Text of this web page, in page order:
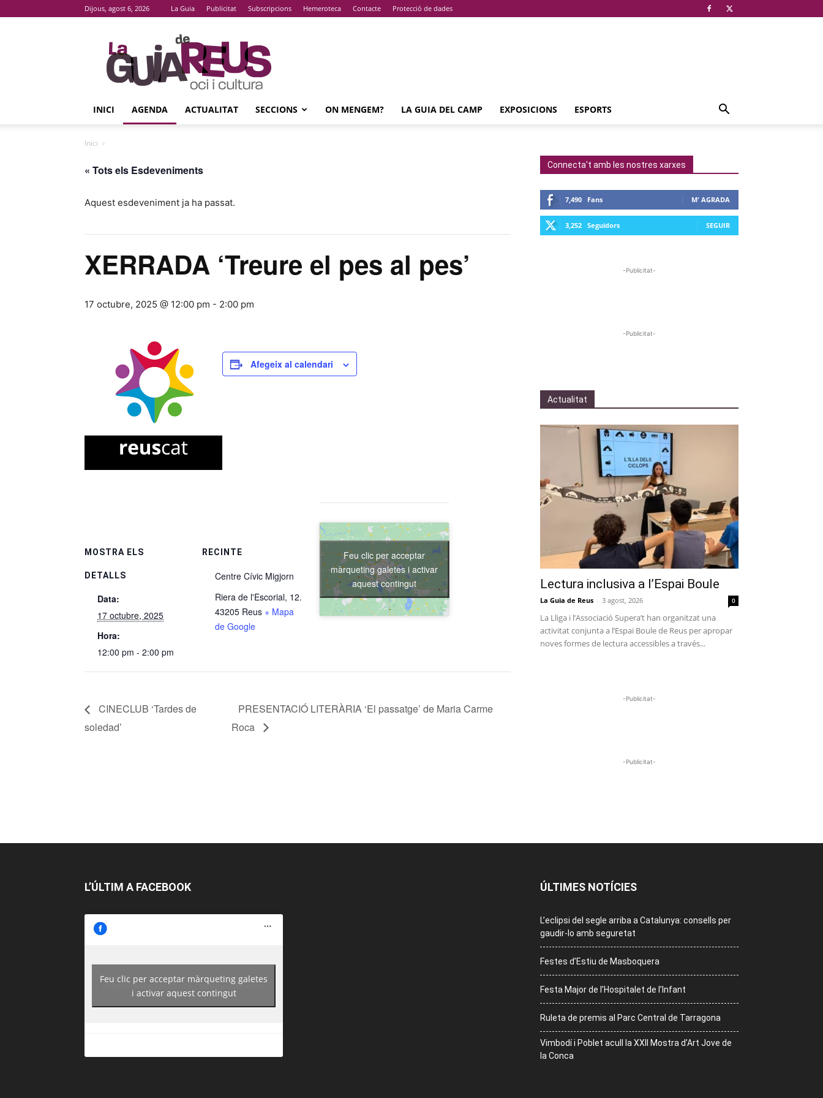
Dijous, agost 6, 2026 La Guia Publicitat Subscripcions Hemeroteca Contacte Protecció de dades
La
Guia
De
Reus
INICI AGENDA ACTUALITAT SECCIONS ON MENGEM? LA GUIA DEL CAMP EXPOSICIONS ESPORTS
Inici
« Tots els Esdeveniments
Aquest esdeveniment ja ha passat.
XERRADA ‘Treure el pes al pes’
17 octubre, 2025 @ 12:00 pm - 2:00 pm
Afegeix al calendari
MOSTRA ELS
DETALLS
Data:
17 octubre, 2025
Hora:
12:00 pm - 2:00 pm
RECINTE
Centre Cívic Migjorn
Riera de l'Escorial, 12.
43205 Reus + Mapa
de Google
Feu clic per acceptar
màrqueting galetes i activar
aquest contingut
CINECLUB ‘Tardes de
soledad’
PRESENTACIÓ LITERÀRIA ‘El passatge’ de Maria Carme
Roca
Connecta't amb les nostres xarxes
7,490 Fans M' AGRADA
3,252 Seguidors SEGUIR
-Publicitat-
-Publicitat-
Actualitat
Lectura inclusiva a l’Espai Boule
La Guia de Reus - 3 agost, 2026 0
La Lliga i l’Associació Supera’t han organitzat una
activitat conjunta a l’Espai Boule de Reus per apropar
noves formes de lectura accessibles a través...
-Publicitat-
-Publicitat-
L’ÚLTIM A FACEBOOK
https://www.facebook.com/guiadereus/
Feu clic per acceptar màrqueting galetes
i activar aquest contingut
ÚLTIMES NOTÍCIES
L’eclipsi del segle arriba a Catalunya: consells per
gaudir-lo amb seguretat
Festes d’Estiu de Masboquera
Festa Major de l’Hospitalet de l’Infant
Ruleta de premis al Parc Central de Tarragona
Vimbodí i Poblet acull la XXII Mostra d’Art Jove de
la Conca